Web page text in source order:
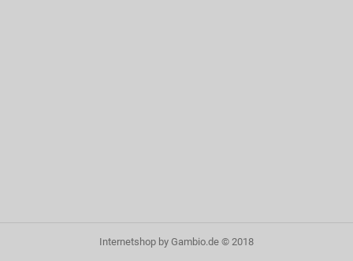
Internetshop by Gambio.de © 2018